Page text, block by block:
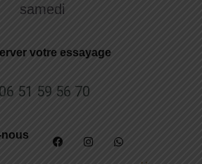
samedi
votre essayage
06 51 59 56 70
nous